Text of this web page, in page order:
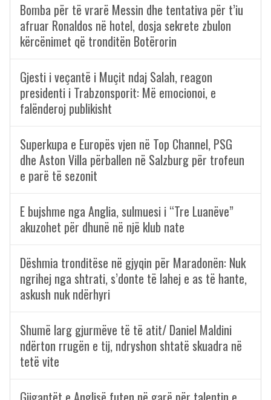
Bomba për të vrarë Messin dhe tentativa për t’iu
afruar Ronaldos në hotel, dosja sekrete zbulon
kërcënimet që tronditën Botërorin
Gjesti i veçantë i Muçit ndaj Salah, reagon
presidenti i Trabzonsporit: Më emocionoi, e
falënderoj publikisht
Superkupa e Europës vjen në Top Channel, PSG
dhe Aston Villa përballen në Salzburg për trofeun
e parë të sezonit
E bujshme nga Anglia, sulmuesi i “Tre Luanëve”
akuzohet për dhunë në një klub nate
Dëshmia tronditëse në gjyqin për Maradonën: Nuk
ngrihej nga shtrati, s’donte të lahej e as të hante,
askush nuk ndërhyri
Shumë larg gjurmëve të të atit/ Daniel Maldini
ndërton rrugën e tij, ndryshon shtatë skuadra në
tetë vite